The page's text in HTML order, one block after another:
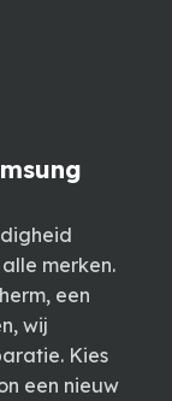
merken.
een
wij
Kies
een nieuw